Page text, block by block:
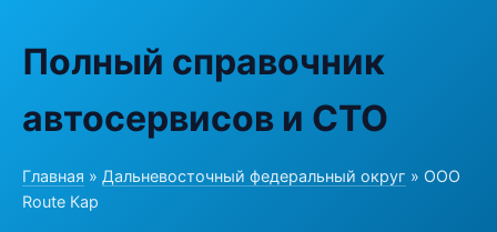
Полный справочник
автосервисов и СТО
Главная » Дальневосточный федеральный округ » ООО
Route Кар